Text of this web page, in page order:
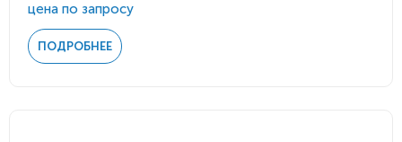
цена по запросу
ПОДРОБНЕЕ